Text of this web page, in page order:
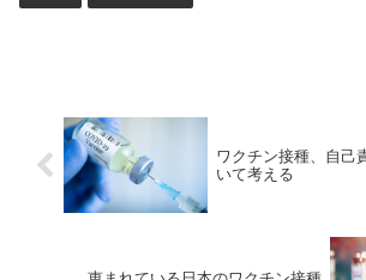
ワクチン接種、自己
いて考える